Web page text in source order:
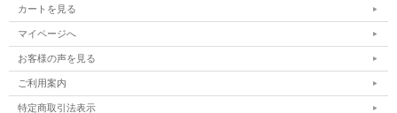
カートを見る
マイページへ
お客様の声を見る
ご利用案内
特定商取引法表示